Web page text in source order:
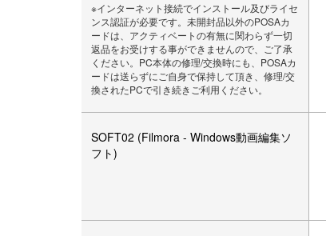
※インターネット接続でインストール及びライセ
ンス認証が必要です。未開封品以外のPOSAカ
ードは、アクティベートの有無に関わらず一切
返品をお受けする事ができませんので、ご了承
ください。PC本体の修理/交換時にも、POSAカ
ードは送らずにご自身で保持して頂き、修理/交
換されたPCで引き続きご利用ください。
SOFT02 (Filmora - Windows動画編集ソ
フト)